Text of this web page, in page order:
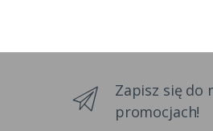
Zapisz się do
promocjach!